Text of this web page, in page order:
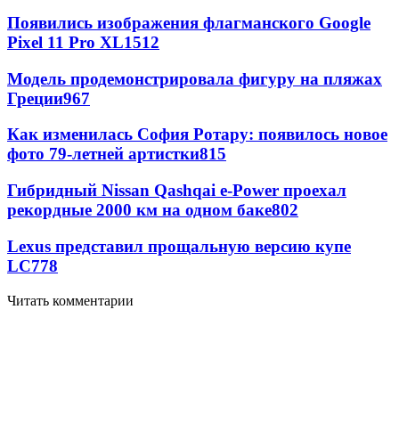
Появились изображения флагманского Google
Pixel 11 Pro XL1512
Модель продемонстрировала фигуру на пляжах
Греции967
Как изменилась София Ротару: появилось новое
фото 79-летней артистки815
Гибридный Nissan Qashqai e-Power проехал
рекордные 2000 км на одном баке802
Lexus представил прощальную версию купе
LC778
Читать комментарии